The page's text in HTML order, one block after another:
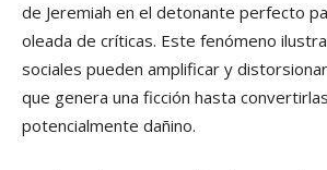
de Jeremiah en el detonante perfecto
oleada de críticas. Este fenómeno
sociales pueden amplificar y
que genera una ficción hasta
potencialmente dañino.